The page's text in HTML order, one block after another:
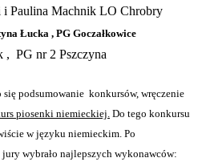
Paulina Machnik LO Chrobry
Łucka , PG Goczałkowice
, PG nr 2 Pszczyna
podsumowanie konkursów, wręczenie
piosenki niemieckiej. Do tego konkursu
w języku niemieckim. Po
jury wybrało najlepszych wykonawców: